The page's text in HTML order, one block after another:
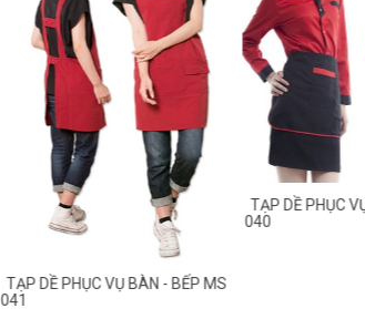
TẠP DỀ PHỤC VỤ BÀN - BẾP MS
041
TẠP DỀ PHỤC
040